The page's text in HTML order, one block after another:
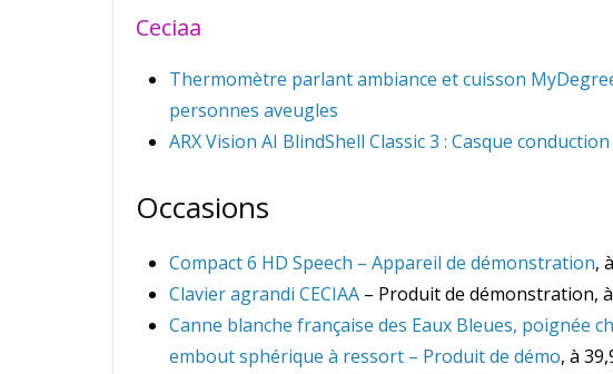
Ceciaa
Thermomètre parlant ambiance et cuisson
personnes aveugles
ARX Vision AI BlindShell Classic 3 : Casque
Occasions
Compact 6 HD Speech – Appareil de démonstration,
Clavier agrandi CECIAA – Produit de démonstration,
Canne blanche française des Eaux Bleues, poignée
embout sphérique à ressort – Produit de démo, à